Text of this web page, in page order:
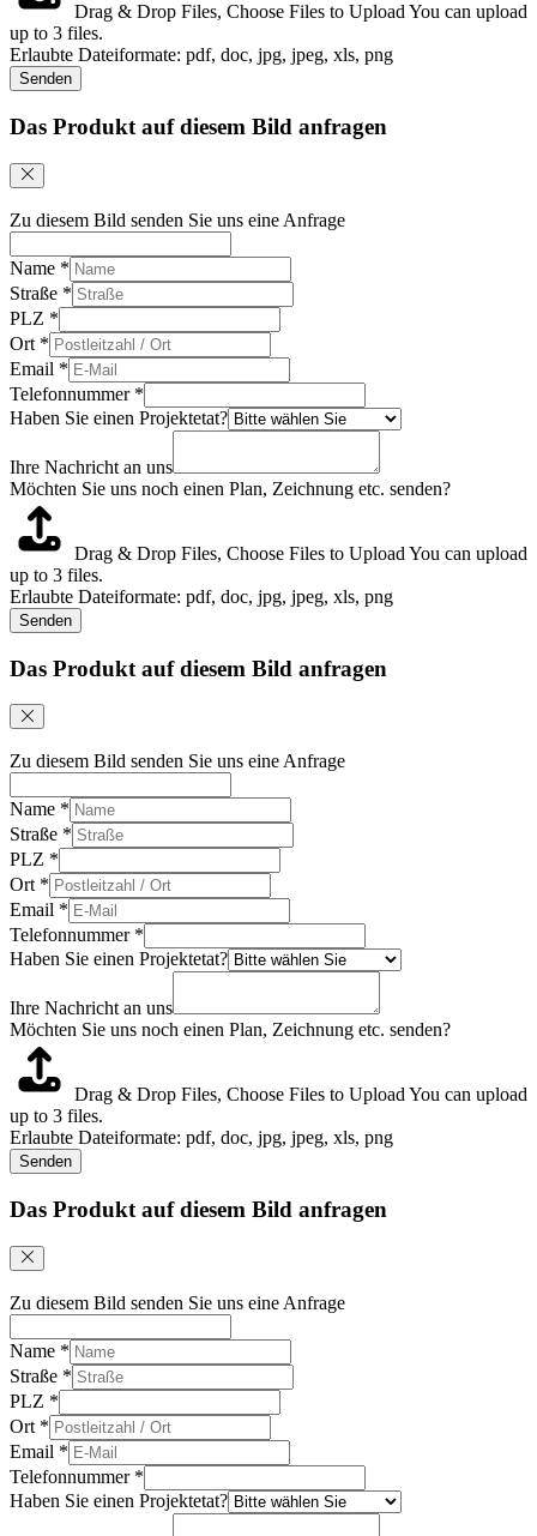
Drag & Drop Files, Choose Files to Upload You can upload
up to 3 files.
Erlaubte Dateiformate: pdf, doc, jpg, jpeg, xls, png
Senden
Das Produkt auf diesem Bild anfragen
Zu diesem Bild senden Sie uns eine Anfrage
Name *
Straße *
PLZ *
Ort *
Email *
Telefonnummer *
Haben Sie einen Projektetat?
Ihre Nachricht an uns
Möchten Sie uns noch einen Plan, Zeichnung etc. senden?
Drag & Drop Files, Choose Files to Upload You can upload
up to 3 files.
Erlaubte Dateiformate: pdf, doc, jpg, jpeg, xls, png
Senden
Das Produkt auf diesem Bild anfragen
Zu diesem Bild senden Sie uns eine Anfrage
Name *
Straße *
PLZ *
Ort *
Email *
Telefonnummer *
Haben Sie einen Projektetat?
Ihre Nachricht an uns
Möchten Sie uns noch einen Plan, Zeichnung etc. senden?
Drag & Drop Files, Choose Files to Upload You can upload
up to 3 files.
Erlaubte Dateiformate: pdf, doc, jpg, jpeg, xls, png
Senden
Das Produkt auf diesem Bild anfragen
Zu diesem Bild senden Sie uns eine Anfrage
Name *
Straße *
PLZ *
Ort *
Email *
Telefonnummer *
Haben Sie einen Projektetat?